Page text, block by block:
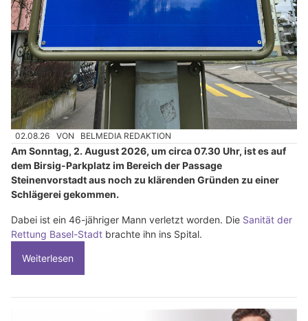
02.08.26 VON BELMEDIA REDAKTION
Am Sonntag, 2. August 2026, um circa 07.30 Uhr, ist es auf
dem Birsig-Parkplatz im Bereich der Passage
Steinenvorstadt aus noch zu klärenden Gründen zu einer
Schlägerei gekommen.
Dabei ist ein 46-jähriger Mann verletzt worden. Die Sanität der
Rettung Basel-Stadt brachte ihn ins Spital.
Weiterlesen